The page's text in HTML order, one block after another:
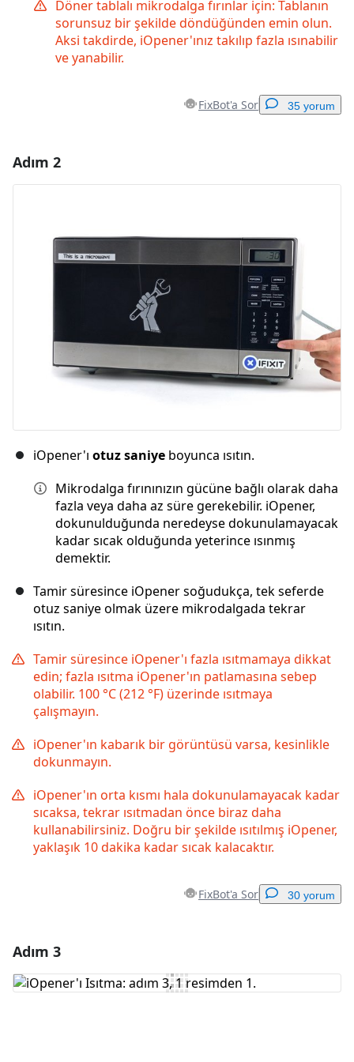
Döner tablalı mikrodalga fırınlar için: Tablanın
sorunsuz bir şekilde döndüğünden emin olun.
Aksi takdirde, iOpener'ınız takılıp fazla ısınabilir
ve yanabilir.
FixBot'a Sor 35 yorum
İptal Yorum gönder
Adım 2
iOpener'ı otuz saniye boyunca ısıtın.
Mikrodalga fırınınızın gücüne bağlı olarak daha
fazla veya daha az süre gerekebilir. iOpener,
dokunulduğunda neredeyse dokunulamayacak
kadar sıcak olduğunda yeterince ısınmış
demektir.
Tamir süresince iOpener soğudukça, tek seferde
otuz saniye olmak üzere mikrodalgada tekrar
ısıtın.
Tamir süresince iOpener'ı fazla ısıtmamaya dikkat
edin; fazla ısıtma iOpener'ın patlamasına sebep
olabilir. 100 °C (212 °F) üzerinde ısıtmaya
çalışmayın.
iOpener'ın kabarık bir görüntüsü varsa, kesinlikle
dokunmayın.
iOpener'ın orta kısmı hala dokunulamayacak kadar
sıcaksa, tekrar ısıtmadan önce biraz daha
kullanabilirsiniz. Doğru bir şekilde ısıtılmış iOpener,
yaklaşık 10 dakika kadar sıcak kalacaktır.
FixBot'a Sor 30 yorum
Yorum Ekle
Adım 3